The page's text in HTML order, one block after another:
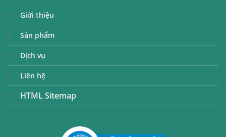
Giới thiệu
Sản phẩm
Dịch vụ
Liên hệ
HTML Sitemap